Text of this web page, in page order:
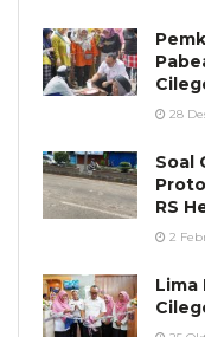
28
Soal
RS
2
Lima